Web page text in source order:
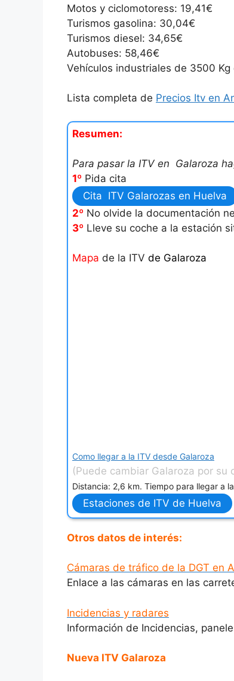
Motos y ciclomotoress: 19,41€
Turismos gasolina: 30,04€
Turismos diesel: 34,65€
Autobuses: 58,46€
Vehículos industriales de 3500
Lista completa de Precios Itv en
Resumen:
Para pasar la ITV en Galaroza
1º Pida cita
Cita ITV Galarozas en Huelva
2º No olvide la documentación
3º Lleve su coche a la estación
Mapa de la ITV de Galaroza
Como llegar a la ITV desde Galaroza
(Puede cambiar Galaroza por su
Distancia: 2,6 km. Tiempo para llegar a
Estaciones de ITV de Huelva
Otros datos de interés:
Cámaras de tráfico de la DGT en
Enlace a las cámaras en las
Incidencias y radares
Información de Incidencias,
Nueva ITV Galaroza